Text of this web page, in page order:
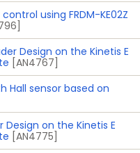
using FRDM-KE02Z
Design on the Kinetis E
[AN4767]
Hall sensor based on
Design on the Kinetis E
[AN4775]